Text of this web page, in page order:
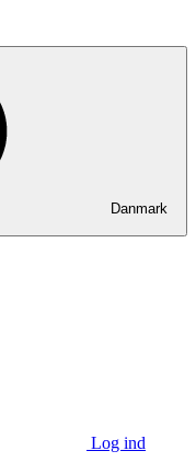
Danmark
Log ind